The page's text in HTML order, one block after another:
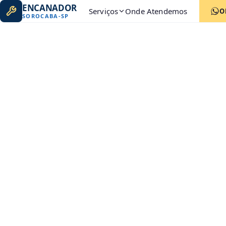
ENCANADOR
SOROCABA-SP Serviços Onde Atendemos